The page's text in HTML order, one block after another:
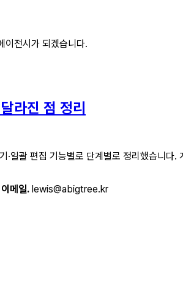
이전시가 되겠습니다.
라진 점 정리
·일괄 편집 기능별로 단계별로 정리했습니
이메일. lewis@abigtree.kr